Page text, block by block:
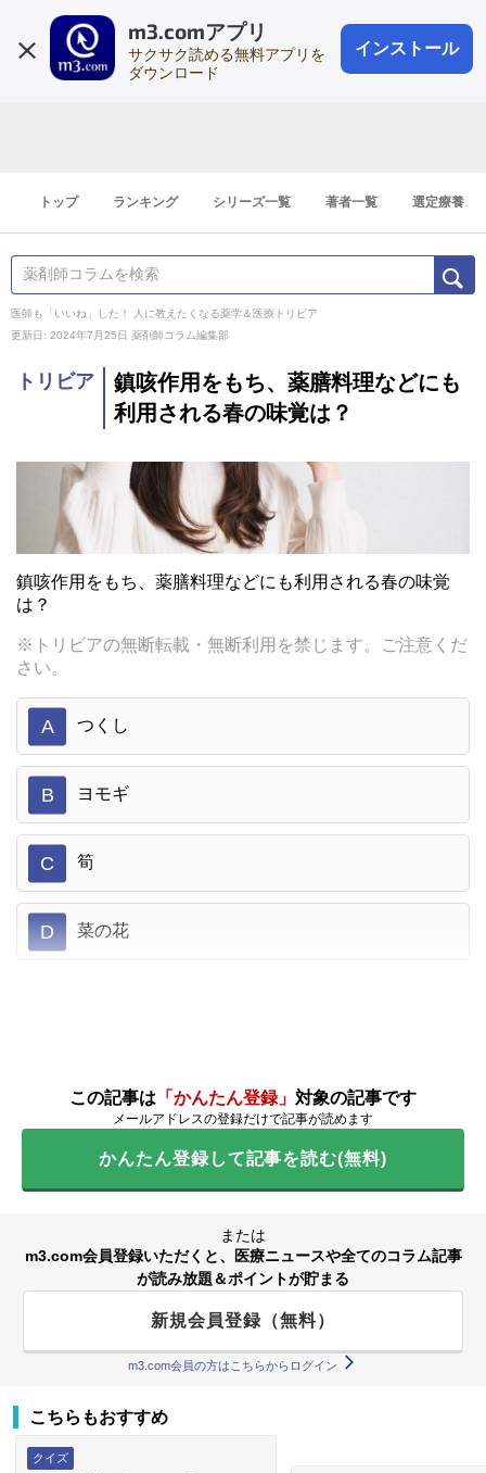
m3.comアプリ
サクサク読める無料アプリを
ダウンロード
インストール
会員登録
登録1分
トップ ランキング シリーズ一覧 著者一覧 選定療養
医師も「いいね」した！ 人に教えたくなる薬学＆医療トリビア
更新日: 2024年7月25日 薬剤師コラム編集部
トリビア
鎮咳作用をもち、薬膳料理などにも
利用される春の味覚は？
鎮咳作用をもち、薬膳料理などにも利用される春の味覚
は？
※トリビアの無断転載・無断利用を禁じます。ご注意くだ
さい。
A つくし
B ヨモギ
C 筍
D 菜の花
この記事は 「かんたん登録」 対象の記事です
メールアドレスの登録だけで記事が読めます
かんたん登録して記事を読む(無料)
または
m3.com会員登録いただくと、医療ニュースや全てのコラム記事
が読み放題＆ポイントが貯まる
新規会員登録（無料）
m3.com会員の方はこちらからログイン
こちらもおすすめ
クイズ